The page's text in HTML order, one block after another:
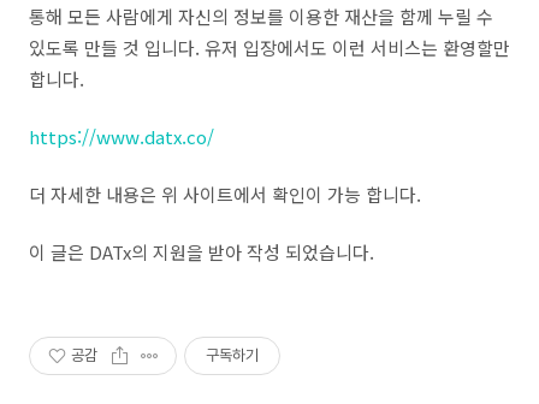
통해 모든 사람에게 자신의 정보를 이용한 재산을 함께 누릴 수
있도록 만들 것 입니다. 유저 입장에서도 이런 서비스는 환영할만
합니다.
https://www.datx.co/
더 자세한 내용은 위 사이트에서 확인이 가능 합니다.
이 글은 DATx의 지원을 받아 작성 되었습니다.
공감 구독하기